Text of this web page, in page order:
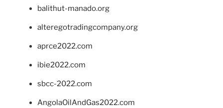
balithut-manado.org
alteregotradingcompany.org
aprce2022.com
ibie2022.com
sbcc-2022.com
AngolaOilAndGas2022.com